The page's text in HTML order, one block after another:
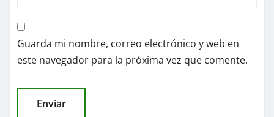
Guarda mi nombre, correo electrónico y web en
este navegador para la próxima vez que comente.